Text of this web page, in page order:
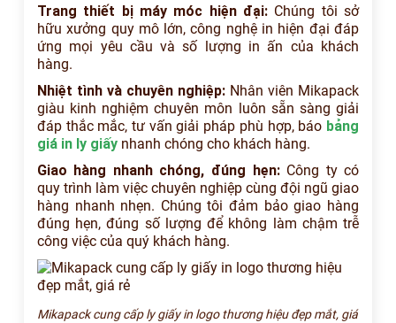
Trang thiết bị máy móc hiện đại: Chúng tôi sở
hữu xưởng quy mô lớn, công nghệ in hiện đại đáp
ứng mọi yêu cầu và số lượng in ấn của khách
hàng.
Nhiệt tình và chuyên nghiệp: Nhân viên Mikapack
giàu kinh nghiệm chuyên môn luôn sẵn sàng giải
đáp thắc mắc, tư vấn giải pháp phù hợp, báo bảng
giá in ly giấynhanh chóng cho khách hàng.
Giao hàng nhanh chóng, đúng hẹn:Công ty có
quy trình làm việc chuyên nghiệp cùng đội ngũ giao
hàng nhanh nhẹn. Chúng tôi đảm bảo giao hàng
đúng hẹn, đúng số lượng để không làm chậm trễ
công việc của quý khách hàng.
Mikapack cung cấp ly giấy in logo thương hiệu đẹp mắt, giá